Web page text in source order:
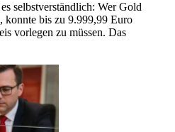
selbstverständlich: Wer Gold
konnte bis zu 9.999,99 Euro
vorlegen zu müssen. Das